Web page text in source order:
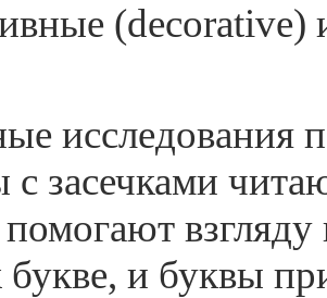
(decorative)
исследования
засечками
помогают взгляду
и буквы